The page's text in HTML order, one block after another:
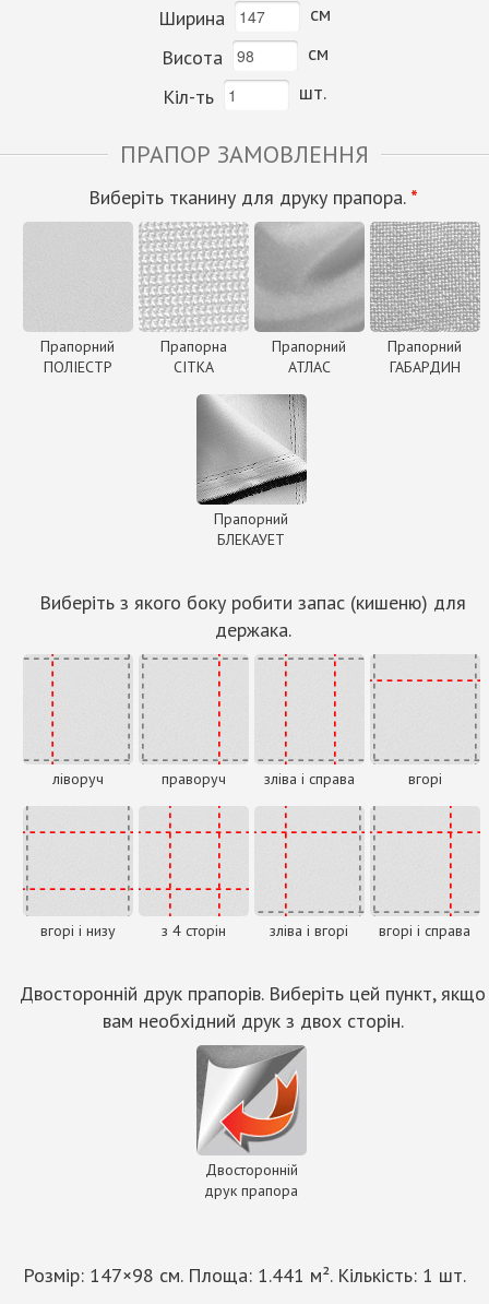
Ширина
см
Висота
см
Кіл-ть
шт.
ПРАПОР ЗАМОВЛЕННЯ
Виберіть тканину для друку прапора. *
Прапорний
ПОЛІЕСТР
Прапорна
СІТКА
Прапорний
АТЛАС
Прапорний
ГАБАРДИН
Прапорний
БЛЕКАУЕТ
Виберіть з якого боку робити запас (кишеню) для
держака.
ліворуч праворуч зліва і справа вгорі
вгорі і низу з 4 сторін зліва і вгорі вгорі і справа
Двосторонній друк прапорів. Виберіть цей пункт, якщо
вам необхідний друк з двох сторін.
Двосторонній
друк прапора
Розмір: 147×98 см. Площа: 1.441 м². Кількість: 1 шт.